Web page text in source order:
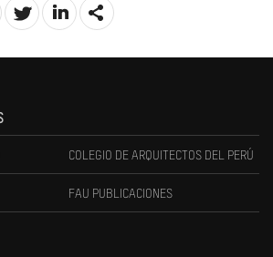
COLEGIO DE ARQUITECTOS DEL PERÚ
FAU PUBLICACIONES